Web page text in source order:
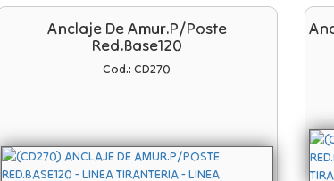
Anclaje De Amur.p/poste
Red.base120
Cod.: CD270